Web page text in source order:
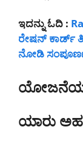
ಇದನ್ನು ಓದಿ :
ರೇಷನ್ ಕಾರ್ಡ್
ನೋಡಿ
ಯೋಜನೆಯ
ಯಾರು